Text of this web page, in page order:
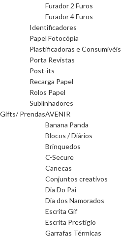
Furador 2 Furos
Furador 4 Furos
Identificadores
Papel Fotocópia
Plastificadoras e Consumivéis
Porta Revistas
Post-its
Recarga Papel
Rolos Papel
Sublinhadores
Gifts/ PrendasAVENIR
Banana Panda
Blocos / Diários
Brinquedos
C-Secure
Canecas
Conjuntos creativos
Dia Do Pai
Dia dos Namorados
Escrita Gif
Escrita Prestigio
Garrafas Térmicas